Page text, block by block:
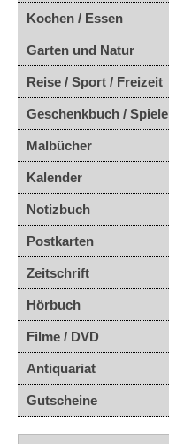
Kochen / Essen
Garten und Natur
Reise / Sport / Freizeit
Geschenkbuch / Spiele
Malbücher
Kalender
Notizbuch
Postkarten
Zeitschrift
Hörbuch
Filme / DVD
Antiquariat
Gutscheine